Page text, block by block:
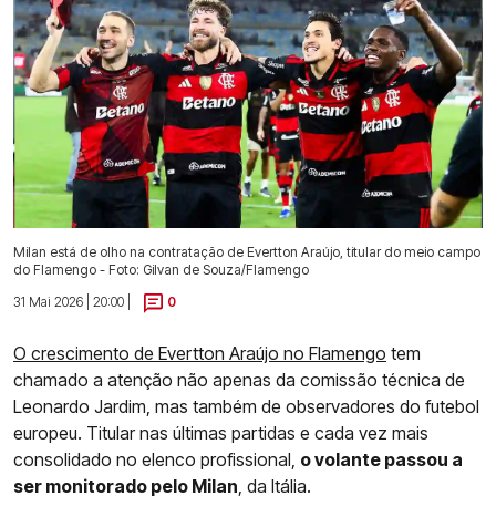
Milan está de olho na contratação de Evertton Araújo, titular do meio campo
do Flamengo - Foto: Gilvan de Souza/Flamengo
31 Mai 2026 | 20:00 |
0
O crescimento de Evertton Araújo no Flamengo tem
chamado a atenção não apenas da comissão técnica de
Leonardo Jardim, mas também de observadores do futebol
europeu. Titular nas últimas partidas e cada vez mais
consolidado no elenco profissional, o volante passou a
ser monitorado pelo Milan , da Itália.